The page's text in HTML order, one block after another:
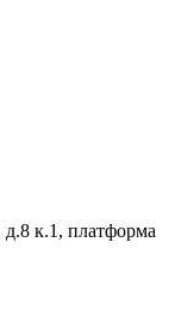
к.1, платформа